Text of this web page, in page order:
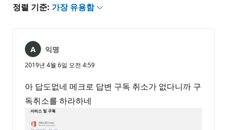
정렬 기준: 가장 유용함
익명
2019년 4월 6일 오전 4:59
아 답도없네 메크로 답변 구독 취소가 없다니까 구
독취소를 하라하네